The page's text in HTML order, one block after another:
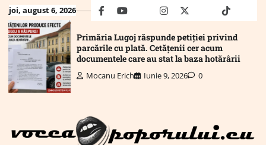
Skip
to
content
joi, august 6, 2026 facebookyoutubeMailinstagram
twitter truthtiktok
Primăria Lugoj răspunde petiției privind
parcările cu plată. Cetățenii cer acum
documentele care au stat la baza hotărârii
Mocanu Erich Iunie 9, 2026 0